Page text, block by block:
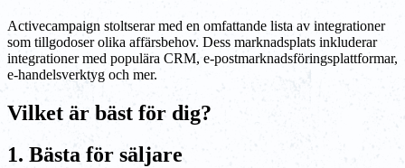
Activecampaign stoltserar med en omfattande lista av integrationer
som tillgodoser olika affärsbehov. Dess marknadsplats inkluderar
integrationer med populära CRM, e-postmarknadsföringsplattformar,
e-handelsverktyg och mer.
Vilket är bäst för dig?
1. Bästa för säljare